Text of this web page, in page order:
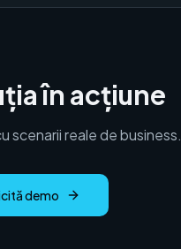
în acțiune
scenarii reale de business.
demo